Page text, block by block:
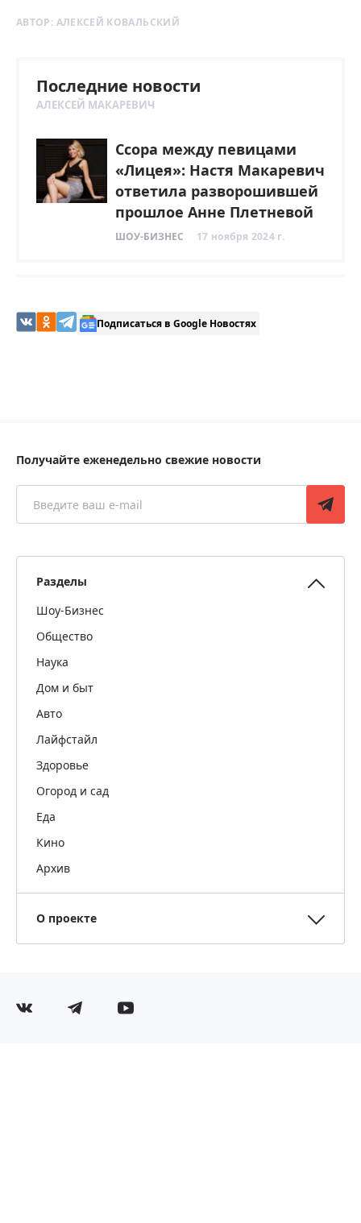
АВТОР: АЛЕКСЕЙ КОВАЛЬСКИЙ
Последние новости
АЛЕКСЕЙ МАКАРЕВИЧ
Ссора между певицами
«Лицея»: Настя Макаревич
ответила разворошившей
прошлое Анне Плетневой
ШОУ-БИЗНЕС 17 ноября 2024 г.
Подписаться в Google Новостях
Получайте еженедельно свежие новости
Разделы
Шоу-Бизнес
Общество
Наука
Дом и быт
Авто
Лайфстайл
Здоровье
Огород и сад
Еда
Кино
Архив
О проекте